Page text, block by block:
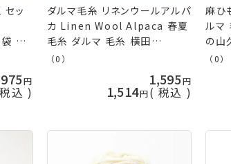
ッ
春
ト 手
手芸
税込
ダルマ毛糸 リネンウールアルパ
カ Linen Wool Alpaca 春夏
毛糸 ダルマ 毛糸 横田
daruma
（0）
1,595
1,514 税込
麻ひ
ルマ
の山
（0）